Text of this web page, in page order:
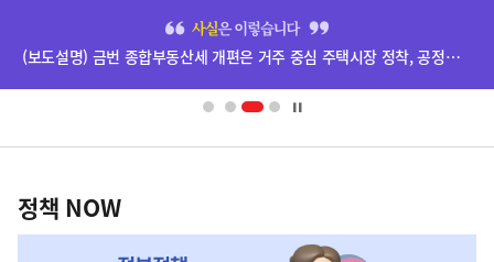
배
영
(보도설명) 금번 종합부동산세 개편은 거주 중심 주택시장 정착, 공정과세 및 과세형평 제고를 위한 것입니다.
책
NOW,
정책 NOW